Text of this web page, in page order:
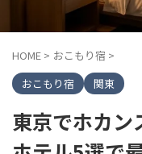
HOME > おこもり宿 >
おこもり宿
関東
東京でホカン